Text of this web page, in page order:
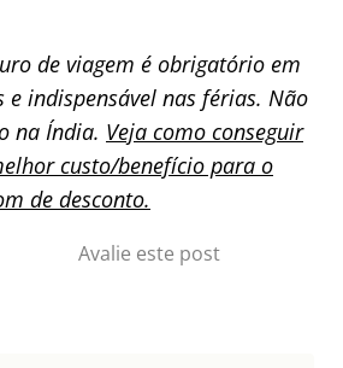
de viagem é obrigatório em
e indispensável nas férias. Não
na Índia. Veja como conseguir
custo/benefício para o
de desconto.
Avalie este post